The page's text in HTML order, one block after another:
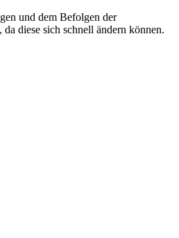
und dem Befolgen der
diese sich schnell ändern können.